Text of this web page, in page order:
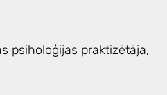
psiholoģijas praktizētāja,